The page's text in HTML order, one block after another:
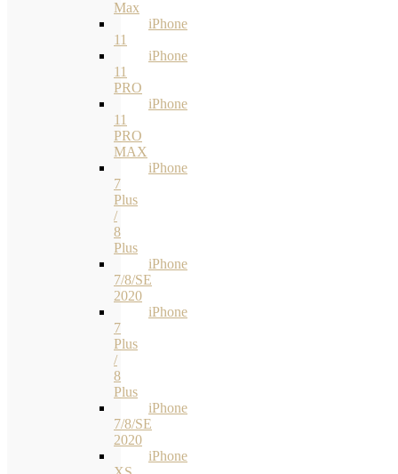
Max
iPhone
11
iPhone
11
PRO
iPhone
11
PRO
MAX
iPhone
7
Plus
/
8
Plus
iPhone
7/8/SE
2020
iPhone
7
Plus
/
8
Plus
iPhone
7/8/SE
2020
iPhone